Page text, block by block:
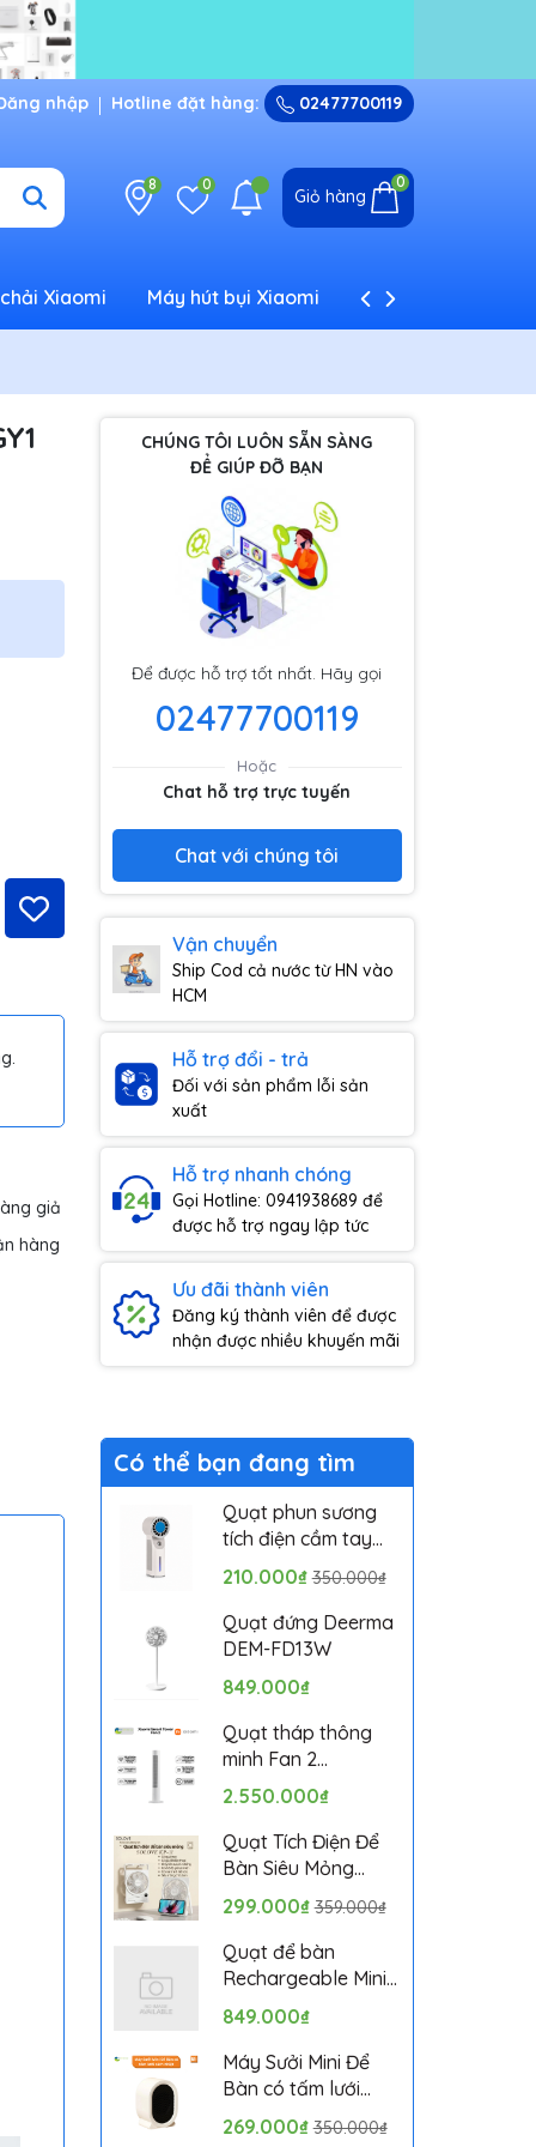
nhập Hotline đặt hàng: 02477700119
8 0
Giỏ hàng
0
Xiaomi Máy hút bụi Xiaomi Máy tạo ẩm Xiaomi
giả
hàng
CHÚNG TÔI LUÔN SẴN SÀNG
ĐỂ GIÚP ĐỠ BẠN
Để được hỗ trợ tốt nhất. Hãy gọi
02477700119
Hoặc
Chat hỗ trợ trực tuyến
Chat với chúng tôi
Vận chuyển
Ship Cod cả nước từ HN vào
HCM
Hỗ trợ đổi - trả
Đối với sản phẩm lỗi sản
xuất
Hỗ trợ nhanh chóng
Gọi Hotline: 0941938689 để
được hỗ trợ ngay lập tức
Ưu đãi thành viên
Đăng ký thành viên để được
nhận được nhiều khuyến mãi
Có thể bạn đang tìm
Quạt phun sương
tích điện cầm tay
mini có sò lạnh
Solove MLS6212B -
Bảo hành 1 tháng
210.000₫ 350.000₫
Quạt đứng Deerma
DEM-FD13W
849.000₫
Quạt tháp thông
minh Fan 2
BPTS02DMU bản
quốc tế
2.550.000₫
Quạt Tích Điện Để
Bàn Siêu Mỏng
SOLOVE KP-11 với 6
Cấp Độ Gió, Màn
Hình LCD, Tích Hợp
Giá Đỡ Điện Thoại
299.000₫ 359.000₫
Quạt để bàn
Rechargeable Mini
Fan ZMYDFS01DM
849.000₫
Máy Sưởi Mini Để
Bàn có tấm lưới
cách nhiệt an toàn,
Quạt Sưởi Ấm Mini
269.000₫ 350.000₫